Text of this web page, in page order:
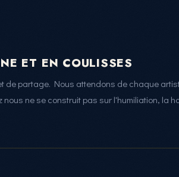
ET EN COULISSES
de partage. Nous attendons de chaque
ne se construit pas sur l'humiliation, la